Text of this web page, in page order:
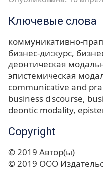
Ключевые слова
коммуникативно-
бизнес-дискурс
деонтическая
эпистемическая
communicative and
business discourse
deontic modality
Copyright
© 2019 Автор(ы)
© 2019 ООО